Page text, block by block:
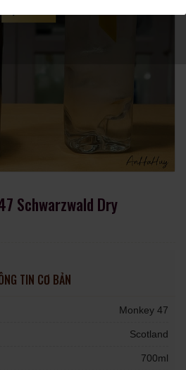
Schwarzwald Dry
TIN CƠ BẢN
Monkey 47
Scotland
700ml